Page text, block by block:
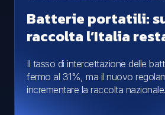
Batterie portatili:
raccolta l’Italia
Il tasso di intercettazione delle
fermo al 31%, ma il nuovo
incrementare la raccolta nazionale.